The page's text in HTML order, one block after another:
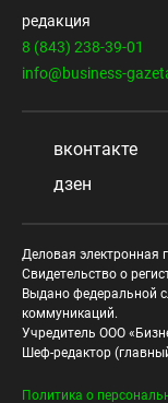
редакция
8 (843) 238-39-01
info@business-
вконтакте
дзен
Деловая электронная
Свидетельство о
Выдано федеральной
коммуникаций.
Учредитель ООО
Шеф-редактор
Политика о